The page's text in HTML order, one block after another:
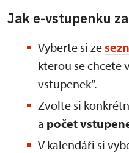
Jak e-vstupenku
Vyberte si ze
kterou se chcete
vstupenek“.
Zvolte si
a počet
V kalendáři si